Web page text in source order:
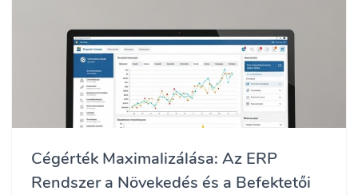
Cégérték Maximalizálása: Az ERP
Rendszer a Növekedés és a Befektetői